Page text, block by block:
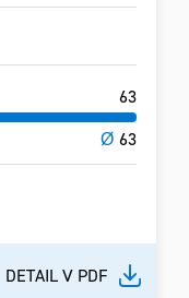
Ø 63
63
DETAIL V PDF